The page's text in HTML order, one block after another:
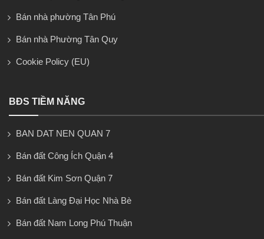
Bán nhà phường Tân Phú
Bán nhà Phường Tân Quy
Cookie Policy (EU)
BĐS TIỀM NĂNG
BAN DAT NEN QUAN 7
Bán đất Công Ích Quận 4
Bán đất Kim Sơn Quận 7
Bán đất Làng Đại Học Nhà Bè
Bán đất Nam Long Phú Thuận